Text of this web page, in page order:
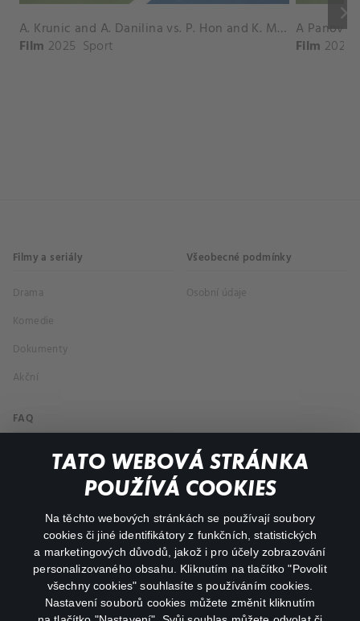
TATO WEBOVÁ STRÁNKA
POUŽÍVÁ COOKIES
Na těchto webových stránkách se používají soubory
cookies či jiné identifikátory z funkčních, statistických
a marketingových důvodů, jakož i pro účely zobrazování
personalizovaného obsahu. Kliknutím na tlačítko "Povolit
všechny cookies" souhlasíte s používáním cookies.
Nastavení souborů cookies můžete změnit kliknutím
keyboard_arrow_right
A. Krunic and A. Danilina vs. P. Hon and K. Muchova Match Highlights - BEIJING_Capital Group Diamond ( October 02, 2025)
Film 2025 Sport Film 2026
Filmy a seriály
Drama
Komedie
Dokumenty
Akční
Všeobecné podmínky
Osobní údaje
FAQ
Můj účet
Důležité odkazy
facebookinstagram
youtube